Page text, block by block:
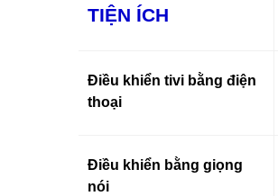
TIỆN ÍCH
Điều khiển tivi bằng điện
thoại
Điều khiển bằng giọng
nói